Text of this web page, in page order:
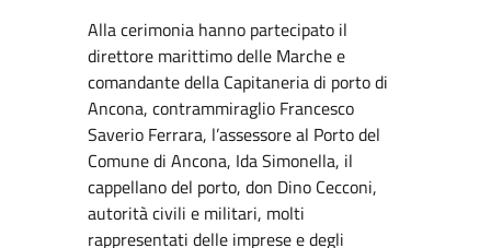
Alla cerimonia hanno partecipato il
direttore marittimo delle Marche e
comandante della Capitaneria di porto di
Ancona, contrammiraglio Francesco
Saverio Ferrara, l’assessore al Porto del
Comune di Ancona, Ida Simonella, il
cappellano del porto, don Dino Cecconi,
autorità civili e militari, molti
rappresentati delle imprese e degli